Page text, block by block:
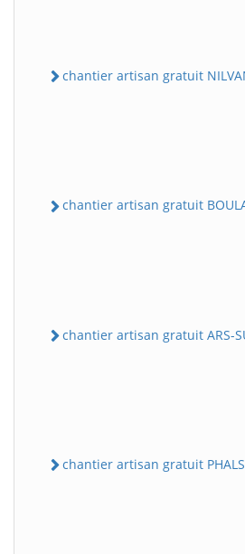
chantier artisan gratuit
chantier artisan gratuit
chantier artisan gratuit ARS-
chantier artisan gratuit